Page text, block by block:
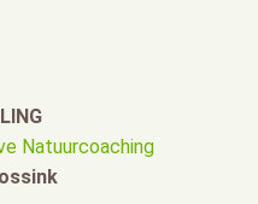
Natuurcoaching